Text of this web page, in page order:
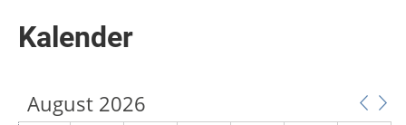
Kalender
August 2026